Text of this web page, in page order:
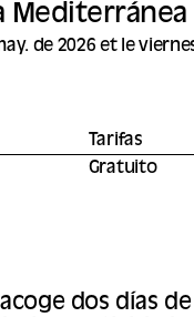
Mediterránea
de 2026 et le
Tarifas
Gratuito
dos días